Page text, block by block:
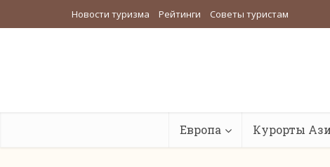
Новости туризма Рейтинги Советы туристам
Европа Курорты